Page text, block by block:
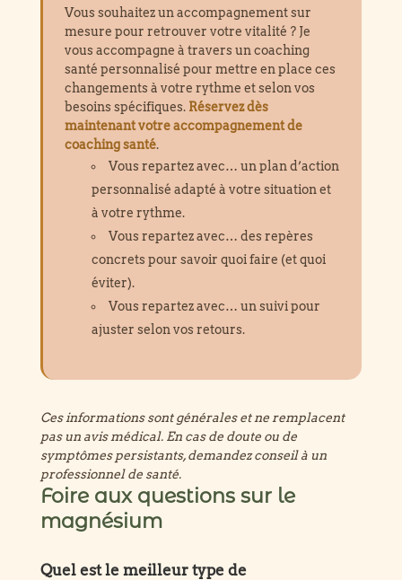
Vous souhaitez un accompagnement sur
mesure pour retrouver votre vitalité ? Je
vous accompagne à travers un coaching
santé personnalisé pour mettre en place ces
changements à votre rythme et selon vos
besoins spécifiques. Réservez dès
maintenant votre accompagnement de
coaching santé.
Vous repartez avec… un plan d’action
personnalisé adapté à votre situation et
à votre rythme.
Vous repartez avec… des repères
concrets pour savoir quoi faire (et quoi
éviter).
Vous repartez avec… un suivi pour
ajuster selon vos retours.
Ces informations sont générales et ne remplacent
pas un avis médical. En cas de doute ou de
symptômes persistants, demandez conseil à un
professionnel de santé.
Foire aux questions sur le
magnésium
Quel est le meilleur type de